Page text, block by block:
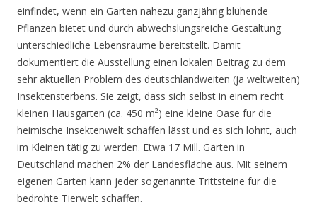
einfindet, wenn ein Garten nahezu ganzjährig blühende
Pflanzen bietet und durch abwechslungsreiche Gestaltung
unterschiedliche Lebensräume bereitstellt. Damit
dokumentiert die Ausstellung einen lokalen Beitrag zu dem
sehr aktuellen Problem des deutschlandweiten (ja weltweiten)
Insektensterbens. Sie zeigt, dass sich selbst in einem recht
kleinen Hausgarten (ca. 450 m²) eine kleine Oase für die
heimische Insektenwelt schaffen lässt und es sich lohnt, auch
im Kleinen tätig zu werden. Etwa 17 Mill. Gärten in
Deutschland machen 2% der Landesfläche aus. Mit seinem
eigenen Garten kann jeder sogenannte Trittsteine für die
bedrohte Tierwelt schaffen.